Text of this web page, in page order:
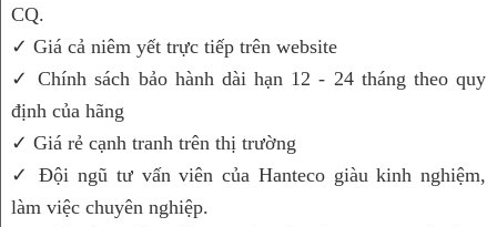
CQ.
✓ Giá cả niêm yết trực tiếp trên website
✓ Chính sách bảo hành dài hạn 12 - 24 tháng theo quy
định của hãng
✓ Giá rẻ cạnh tranh trên thị trường
✓ Đội ngũ tư vấn viên của Hanteco giàu kinh nghiệm,
làm việc chuyên nghiệp.